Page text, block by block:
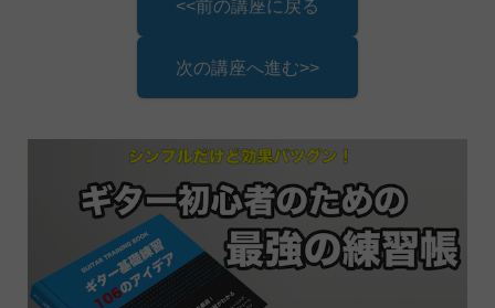
<<前の講座に戻る
次の講座へ進む>>